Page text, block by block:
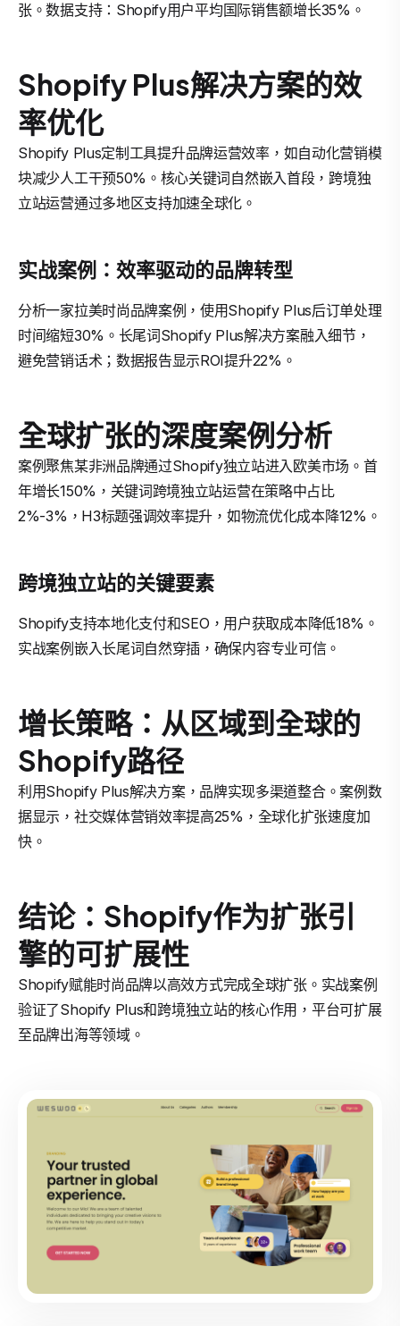
张。数据支持：Shopify用户平均国际销售额增长35%。
Shopify Plus解决方案的效
率优化
Shopify Plus定制工具提升品牌运营效率，如自动化营销模
块减少人工干预50%。核心关键词自然嵌入首段，跨境独
立站运营通过多地区支持加速全球化。
实战案例：效率驱动的品牌转型
分析一家拉美时尚品牌案例，使用Shopify Plus后订单处理
时间缩短30%。长尾词Shopify Plus解决方案融入细节，
避免营销话术；数据报告显示ROI提升22%。
全球扩张的深度案例分析
案例聚焦某非洲品牌通过Shopify独立站进入欧美市场。首
年增长150%，关键词跨境独立站运营在策略中占比
2%-3%，H3标题强调效率提升，如物流优化成本降12%。
跨境独立站的关键要素
Shopify支持本地化支付和SEO，用户获取成本降低18%。
实战案例嵌入长尾词自然穿插，确保内容专业可信。
增长策略：从区域到全球的
Shopify路径
利用Shopify Plus解决方案，品牌实现多渠道整合。案例数
据显示，社交媒体营销效率提高25%，全球化扩张速度加
快。
结论：Shopify作为扩张引
擎的可扩展性
Shopify赋能时尚品牌以高效方式完成全球扩张。实战案例
验证了Shopify Plus和跨境独立站的核心作用，平台可扩展
至品牌出海等领域。